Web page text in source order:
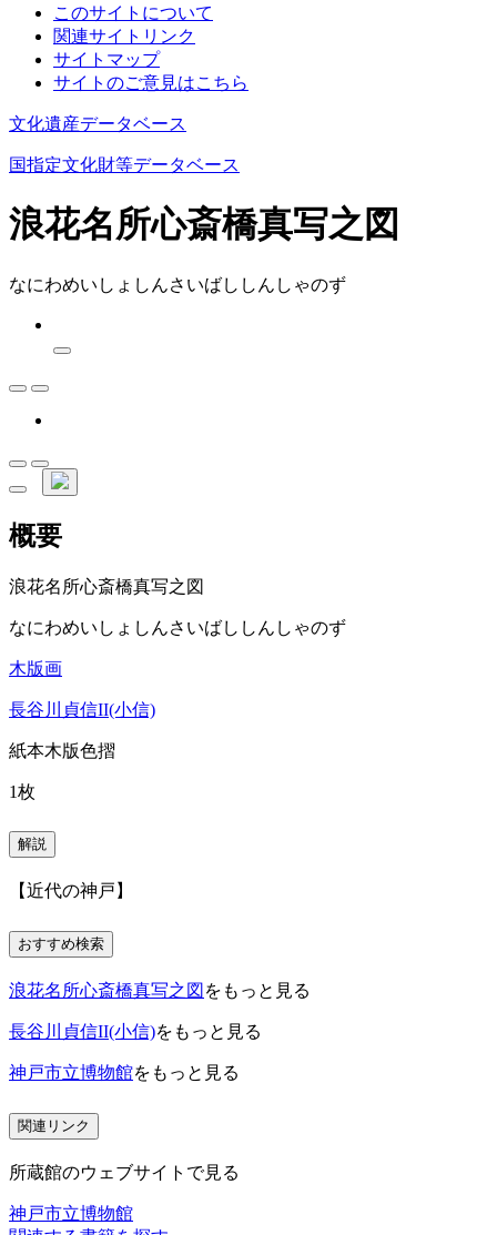
このサイトについて
関連サイトリンク
サイトマップ
サイトのご意見はこちら
文化遺産データベース
国指定文化財等データベース
浪花名所心斎橋真写之図
なにわめいしょしんさいばししんしゃのず
概要
浪花名所心斎橋真写之図
なにわめいしょしんさいばししんしゃのず
木版画
長谷川貞信II(小信)
紙本木版色摺
1枚
解説
【近代の神戸】
おすすめ検索
浪花名所心斎橋真写之図 をもっと見る
長谷川貞信II(小信)をもっと見る
神戸市立博物館をもっと見る
関連リンク
所蔵館のウェブサイトで見る
神戸市立博物館